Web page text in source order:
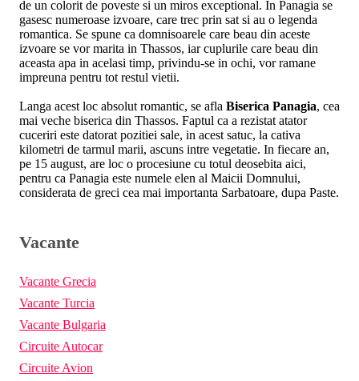
de un colorit de poveste si un miros exceptional. In Panagia se
gasesc numeroase izvoare, care trec prin sat si au o legenda
romantica. Se spune ca domnisoarele care beau din aceste
izvoare se vor marita in Thassos, iar cuplurile care beau din
aceasta apa in acelasi timp, privindu-se in ochi, vor ramane
impreuna pentru tot restul vietii.
Langa acest loc absolut romantic, se afla Biserica Panagia, cea
mai veche biserica din Thassos. Faptul ca a rezistat atator
cuceriri este datorat pozitiei sale, in acest satuc, la cativa
kilometri de tarmul marii, ascuns intre vegetatie. In fiecare an,
pe 15 august, are loc o procesiune cu totul deosebita aici,
pentru ca Panagia este numele elen al Maicii Domnului,
considerata de greci cea mai importanta Sarbatoare, dupa Paste.
Vacante
Vacante Grecia
Vacante Turcia
Vacante Bulgaria
Circuite Autocar
Circuite Avion